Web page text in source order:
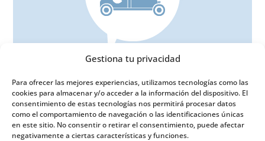
Gestiona tu privacidad
Para ofrecer las mejores experiencias, utilizamos tecnologías como las
cookies para almacenar y/o acceder a la información del dispositivo. El
consentimiento de estas tecnologías nos permitirá procesar datos
como el comportamiento de navegación o las identificaciones únicas
en este sitio. No consentir o retirar el consentimiento, puede afectar
negativamente a ciertas características y funciones.